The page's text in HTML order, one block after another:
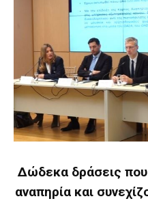
Δώδεκα δράσεις που
αναπηρία και